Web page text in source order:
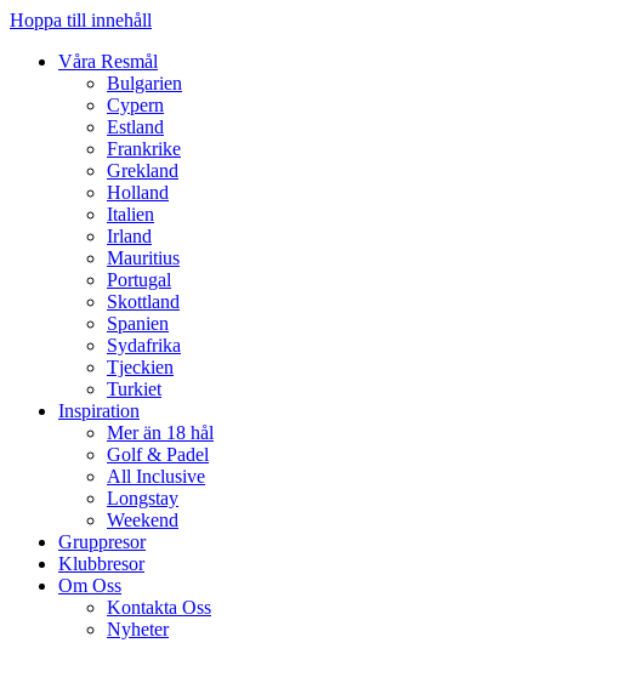
Hoppa till innehåll
Våra Resmål
Bulgarien
Cypern
Estland
Frankrike
Grekland
Holland
Italien
Irland
Mauritius
Portugal
Skottland
Spanien
Sydafrika
Tjeckien
Turkiet
Inspiration
Mer än 18 hål
Golf & Padel
All Inclusive
Longstay
Weekend
Gruppresor
Klubbresor
Om Oss
Kontakta Oss
Nyheter